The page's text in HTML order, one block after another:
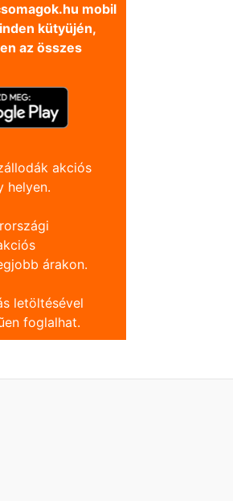
mobil
kütyüjén,
az összes
akciós
helyen.
árakon.
letöltésével
foglalhat.